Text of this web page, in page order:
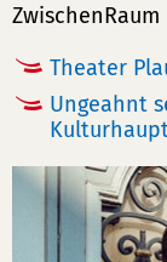
ZwischenRaum
Theater
Ungeahnt